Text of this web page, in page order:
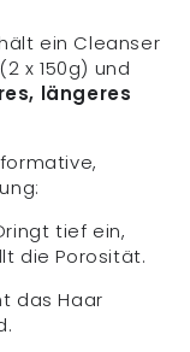
ein Cleanser
(2 x 150g) und
längeres
tief ein,
die Porosität.
das Haar